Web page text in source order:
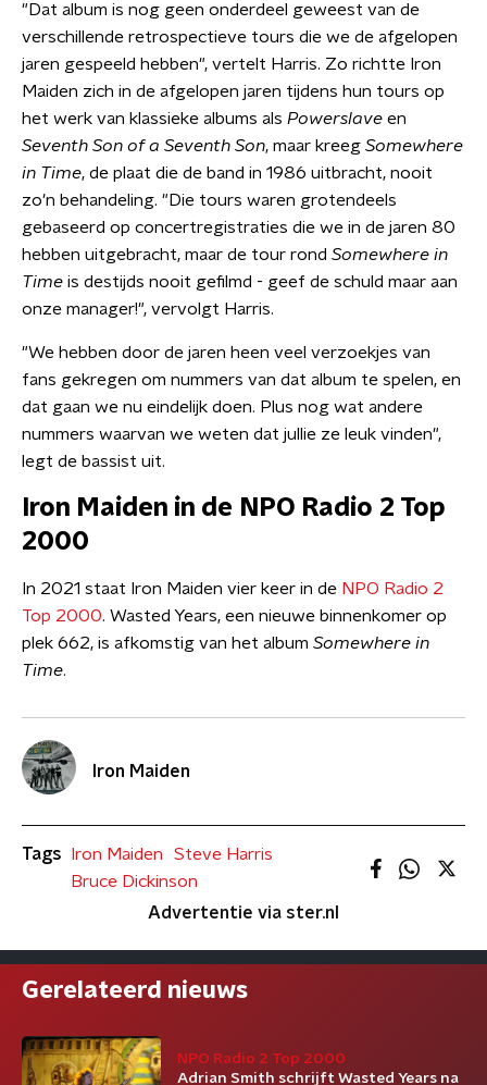
"Dat album is nog geen onderdeel geweest van de
verschillende retrospectieve tours die we de afgelopen
jaren gespeeld hebben", vertelt Harris. Zo richtte Iron
Maiden zich in de afgelopen jaren tijdens hun tours op
het werk van klassieke albums als Powerslave en
Seventh Son of a Seventh Son, maar kreeg Somewhere
in Time, de plaat die de band in 1986 uitbracht, nooit
zo'n behandeling. "Die tours waren grotendeels
gebaseerd op concertregistraties die we in de jaren 80
hebben uitgebracht, maar de tour rond Somewhere in
Time is destijds nooit gefilmd - geef de schuld maar aan
onze manager!", vervolgt Harris.
"We hebben door de jaren heen veel verzoekjes van
fans gekregen om nummers van dat album te spelen, en
dat gaan we nu eindelijk doen. Plus nog wat andere
nummers waarvan we weten dat jullie ze leuk vinden",
legt de bassist uit.
Iron Maiden in de NPO Radio 2 Top
2000
In 2021 staat Iron Maiden vier keer in de NPO Radio 2
Top 2000. Wasted Years, een nieuwe binnenkomer op
plek 662, is afkomstig van het album Somewhere in
Time.
Iron Maiden
Tags Iron Maiden
Steve Harris
Bruce Dickinson
Advertentie via ster.nl
Gerelateerd nieuws
NPO Radio 2 Top 2000
Adrian Smith schrijft Wasted Years na